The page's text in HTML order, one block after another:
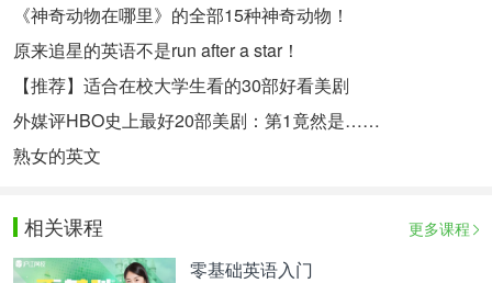
《神奇动物在哪里》的全部15种神奇动物！
原来追星的英语不是run after a star！
【推荐】适合在校大学生看的30部好看美剧
外媒评HBO史上最好20部美剧：第1竟然是……
熟女的英文
相关课程 更多课程
零基础英语入门